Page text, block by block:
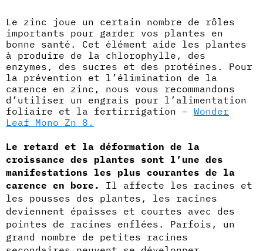
Le zinc joue un certain nombre de rôles
importants pour garder vos plantes en
bonne santé. Cet élément aide les plantes
à produire de la chlorophylle, des
enzymes, des sucres et des protéines. Pour
la prévention et l’élimination de la
carence en zinc, nous vous recommandons
d’utiliser un engrais pour l’alimentation
foliaire et la fertirrigation – Wonder
Leaf Mono Zn 8.
Le retard et la déformation de la
croissance des plantes sont l’une des
manifestations les plus courantes de la
carence en bore.
Il affecte les racines et
les pousses des plantes, les racines
deviennent épaisses et courtes avec des
pointes de racines enflées. Parfois, un
grand nombre de petites racines